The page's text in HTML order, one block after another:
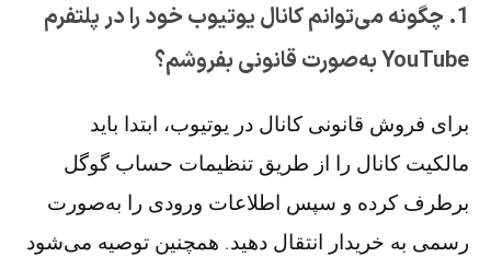
1. چگونه می‌توانم کانال یوتیوب خود را در پلتفرم
YouTube به‌صورت قانونی بفروشم؟
برای فروش قانونی کانال در یوتیوب، ابتدا باید
مالکیت کانال را از طریق تنظیمات حساب گوگل
برطرف کرده و سپس اطلاعات ورودی را به‌صورت
رسمی به خریدار انتقال دهید. همچنین توصیه می‌شود